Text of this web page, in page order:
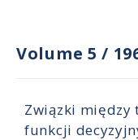
Volume 5 /
Związki
funkcji